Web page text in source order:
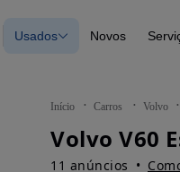
Novos
Usados Novos
Início Carros Volvo
Volvo V60
11 anúncios